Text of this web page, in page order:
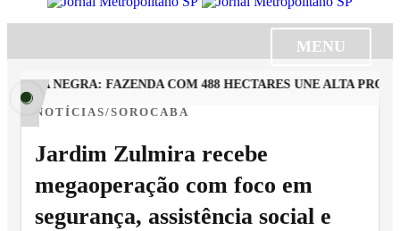
MENU
NEGRA: FAZENDA COM 488 HECTARES UNE ALTA
NOTÍCIAS/SOROCABA
Jardim Zulmira recebe
megaoperação com foco em
segurança, assistência social e